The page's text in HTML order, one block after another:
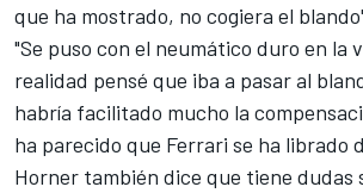
que ha mostrado, no cogiera el
"Se puso con el neumático duro en la
realidad pensé que iba a pasar al
habría facilitado mucho la
ha parecido que Ferrari se ha librado
Horner también dice que tiene dudas